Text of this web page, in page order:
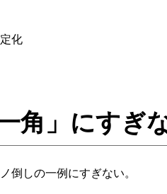
化
角」にすぎ
倒しの一例にすぎない。